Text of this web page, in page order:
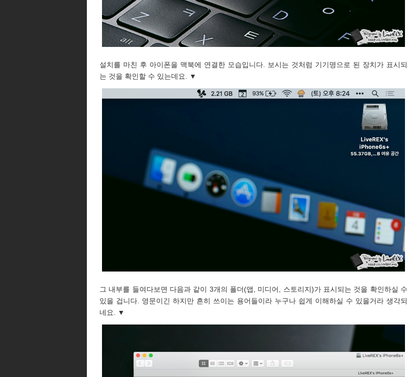
설치를 마친 후 아이폰을 맥북에 연결한 모습입니다. 보시는 것처럼 기기명으로 된 장치가 표시되
는 것을 확인할 수 있는데요. ▼
그 내부를 들여다보면 다음과 같이 3개의 폴더(앱, 미디어, 스토리지)가 표시되는 것을 확인하실 수
있을 겁니다. 영문이긴 하지만 흔히 쓰이는 용어들이라 누구나 쉽게 이해하실 수 있을거라 생각되
네요. ▼